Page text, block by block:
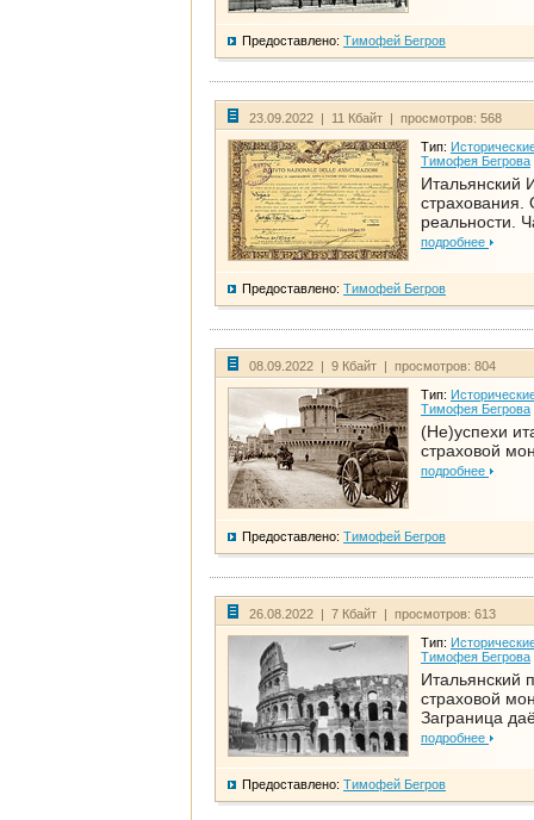
Предоставлено: Тимофей Бегров
23.09.2022 | 11 Кбайт | просмотров: 568
Тип:
Тимофея Бегрова
Итальянский
страхования.
реальности.
подробнее
Предоставлено: Тимофей Бегров
08.09.2022 | 9 Кбайт | просмотров: 804
Тип:
Тимофея Бегрова
(Не)успехи
страховой
подробнее
Предоставлено: Тимофей Бегров
26.08.2022 | 7 Кбайт | просмотров: 613
Тип:
Тимофея Бегрова
Итальянский
страховой
Заграница
подробнее
Предоставлено: Тимофей Бегров